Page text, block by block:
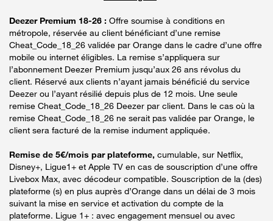
Deezer Premium 18-26 : Offre soumise à conditions en
métropole, réservée au client bénéficiant d’une remise
Cheat_Code_18_26 validée par Orange dans le cadre d’une offre
mobile ou internet éligibles. La remise s’appliquera sur
l’abonnement Deezer Premium jusqu’aux 26 ans révolus du
client. Réservé aux clients n’ayant jamais bénéficié du service
Deezer ou l’ayant résilié depuis plus de 12 mois. Une seule
remise Cheat_Code_18_26 Deezer par client. Dans le cas où la
remise Cheat_Code_18_26 ne serait pas validée par Orange, le
client sera facturé de la remise indument appliquée.
Remise de 5€/mois par plateforme, cumulable, sur Netflix,
Disney+, Ligue1+ et Apple TV en cas de souscription d’une offre
Livebox Max, avec décodeur compatible. Souscription de la (des)
plateforme (s) en plus auprès d’Orange dans un délai de 3 mois
suivant la mise en service et activation du compte de la
plateforme. Ligue 1+ : avec engagement mensuel ou avec